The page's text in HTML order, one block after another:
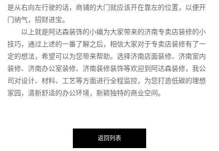
是从右向左行驶的话，商铺的大门就应该开在靠左的位置，以便开
门纳气，招财进宝。
以上就是阿达森装饰的小编为大家带来的济南专卖店装修的小
技巧，通过上述的一番了解之后，相信大家对于专卖店装修有了一
定的想法，希望可以为您带来帮助。选择济南店面装修、济南室内
装修、济南办公室装修、济南装修装饰等欢迎到阿达森装修，我公
司对设计、材料、工艺等方面进行全程监控，为您打造低碳的理想
家园，清新舒适的办公环境，新颖独特的商业空间。
返回列表